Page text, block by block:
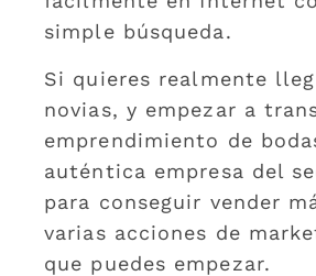
simple búsqueda.
Si quieres realmente
novias, y empezar a
emprendimiento de
auténtica empresa del
para conseguir vender
varias acciones de
que puedes empezar.